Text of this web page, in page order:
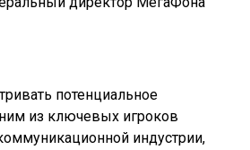
потенциальное
из ключевых игроков
индустрии,